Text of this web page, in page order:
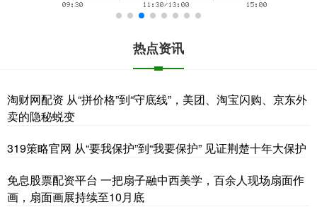
热点资讯
淘财网配资 从“拼价格”到“守底线”，美团、淘宝闪购、京东外
卖的隐秘蜕变
319策略官网 从“要我保护”到“我要保护” 见证荆楚十年大保护
免息股票配资平台 一把扇子融中西美学，百余人现场扇面作
画，扇面画展持续至10月底